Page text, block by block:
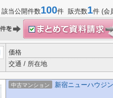
該当公開件数100件 販売数1件 (会
価格
交通 / 所在地
中古マンション 新宿ニューハウジ